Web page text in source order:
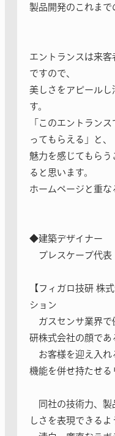
製品開発のこれまで
エントランスは来
ですので、
美しさをアピールし
す。
「このエントラン
ってもらえる」と、
魅力を感じてもら
ると思います。
ホームページと重な
◆建築デザイナー
プレスケープ代表
【フィガロ技研 株
ション
ガスセンサ業界で
研株式会社の顔であ
お客様を迎え入れ
機能を併せ持たせる
同社の技術力、製
しさを表現できるよ